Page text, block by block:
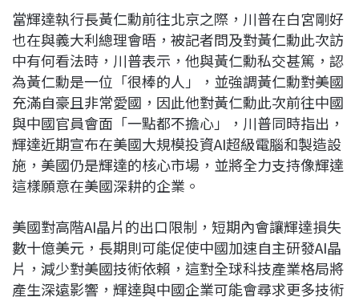
當輝達執行長黃仁勳前往北京之際，川普在白宮剛好
也在與義大利總理會晤，被記者問及對黃仁勳此次訪
中有何看法時，川普表示，他與黃仁勳私交甚篤，認
為黃仁勳是一位「很棒的人」，並強調黃仁勳對美國
充滿自豪且非常愛國，因此他對黃仁勳此次前往中國
與中國官員會面「一點都不擔心」，川普同時指出，
輝達近期宣布在美國大規模投資AI超級電腦和製造設
施，美國仍是輝達的核心市場，並將全力支持像輝達
這樣願意在美國深耕的企業。
美國對高階AI晶片的出口限制，短期內會讓輝達損失
數十億美元，長期則可能促使中國加速自主研發AI晶
片，減少對美國技術依賴，這對全球科技產業格局將
產生深遠影響，輝達與中國企業可能會尋求更多技術